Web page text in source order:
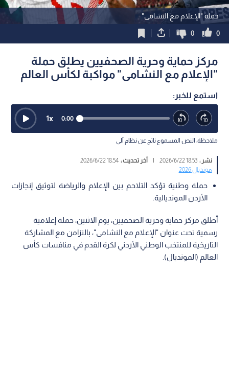
حملة "الإعلام مع النشامى"
0
0
مركز حماية وحرية الصحفيين يطلق حملة
"الإعلام مع النشامى" مواكبة لكأس العالم
استمع للخبر:
0:00
1x
ملاحظة: النص المسموع ناتج عن نظام آلي
نشر :18:53 2026/6/22
| آخر تحديث :18:54 2026/6/22
مونديال 2026
حملة وطنية تؤكد التلاحم بين الإعلام والرياضة لتوثيق إنجازات
الأردن المونديالية.
أطلق مركز حماية وحرية الصحفيين، يوم الاثنين، حملة إعلامية
رسمية تحت عنوان "الإعلام مع النشامى"، بالتزامن مع المشاركة
التاريخية للمنتخب الوطني الأردني لكرة القدم في منافسات كأس
العالم (المونديال).